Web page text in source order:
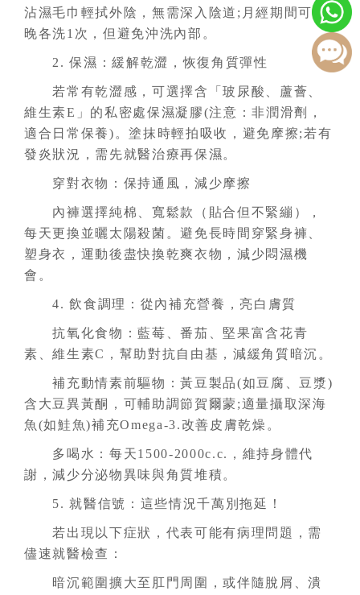
沾濕毛巾輕拭外陰，無需深入陰道;月經期間可早
晚各洗1次，但避免沖洗內部。
2. 保濕：緩解乾澀，恢復角質彈性
若常有乾澀感，可選擇含「玻尿酸、蘆薈、
維生素E」的私密處保濕凝膠(注意：非潤滑劑，
適合日常保養)。塗抹時輕拍吸收，避免摩擦;若有
發炎狀況，需先就醫治療再保濕。
穿對衣物：保持通風，減少摩擦
內褲選擇純棉、寬鬆款（貼合但不緊繃），
每天更換並曬太陽殺菌。避免長時間穿緊身褲、
塑身衣，運動後盡快換乾爽衣物，減少悶濕機
會。
4. 飲食調理：從內補充營養，亮白膚質
抗氧化食物：藍莓、番茄、堅果富含花青
素、維生素C，幫助對抗自由基，減緩角質暗沉。
補充動情素前驅物：黃豆製品(如豆腐、豆漿)
含大豆異黃酮，可輔助調節賀爾蒙;適量攝取深海
魚(如鮭魚)補充Omega-3.改善皮膚乾燥。
多喝水：每天1500-2000c.c.，維持身體代
謝，減少分泌物異味與角質堆積。
5. 就醫信號：這些情況千萬別拖延！
若出現以下症狀，代表可能有病理問題，需
儘速就醫檢查：
暗沉範圍擴大至肛門周圍，或伴隨脫屑、潰